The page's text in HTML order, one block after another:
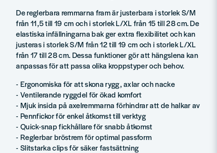
De reglerbara remmarna fram är justerbara i storlek S/M
från 11,5 till 19 cm och i storlek L/XL från 15 till 28 cm. De
elastiska infällningarna bak ger extra flexibilitet och kan
justeras i storlek S/M från 12 till 19 cm och i storlek L/XL
från 17 till 28 cm. Dessa funktioner gör att hängslena kan
anpassas för att passa olika kroppstyper och behov.
- Ergonomiska för att skona rygg, axlar och nacke
- Ventilerande ryggdel för ökad komfort
- Mjuk insida på axelremmarna förhindrar att de halkar av
- Pennfickor för enkel åtkomst till verktyg
- Quick-snap fickhållare för snabb åtkomst
- Reglerbar bröstrem för optimal passform
- Slitstarka clips för säker fastsättning